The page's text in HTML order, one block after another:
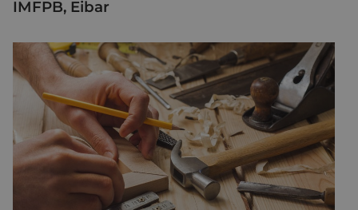
IMFPB, Eibar